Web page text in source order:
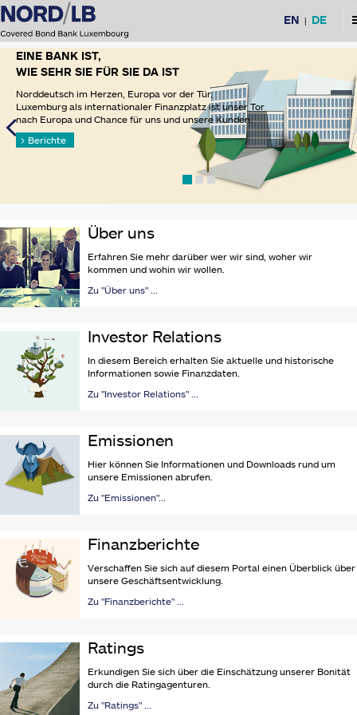
Sprachauswahl
EN | DE
EINE BANK IST,
WIE SEHR SIE FÜR SIE DA IST
Norddeutsch im Herzen, Europa vor der Tür.
Luxemburg als internationaler Finanzplatz ist unser Tor
nach Europa und Chance für uns und unsere Kunden.
Berichte
Über uns
Erfahren Sie mehr darüber wer wir sind, woher wir
kommen und wohin wir wollen.
Zu "Über uns" ...
Investor Relations
In diesem Bereich erhalten Sie aktuelle und historische
Informationen sowie Finanzdaten.
Zu "Investor Relations" ...
Emissionen
Hier können Sie Informationen und Downloads rund um
unsere Emissionen abrufen.
Zu "Emissionen"...
Finanzberichte
Verschaffen Sie sich auf diesem Portal einen Überblick über
unsere Geschäftsentwicklung.
Zu "Finanzberichte" ...
Ratings
Erkundigen Sie sich über die Einschätzung unserer Bonität
durch die Ratingagenturen.
Zu "Ratings" ...